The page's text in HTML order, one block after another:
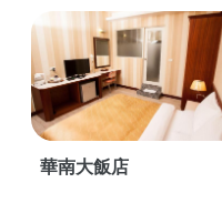
華南大飯店